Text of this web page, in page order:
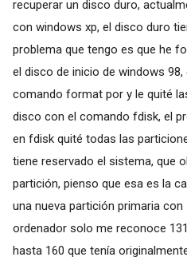
recuperar un disco duro,
con windows xp, el disco duro
problema que tengo es que he
el disco de inicio de windows
comando format por y le quité
disco con el comando fdisk, el
en fdisk quité todas las
tiene reservado el sistema, que
partición, pienso que esa es la
una nueva partición primaria
ordenador solo me reconoce
hasta 160 que tenía